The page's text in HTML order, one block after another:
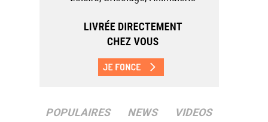
POPULAIRES NEWS VIDEOS